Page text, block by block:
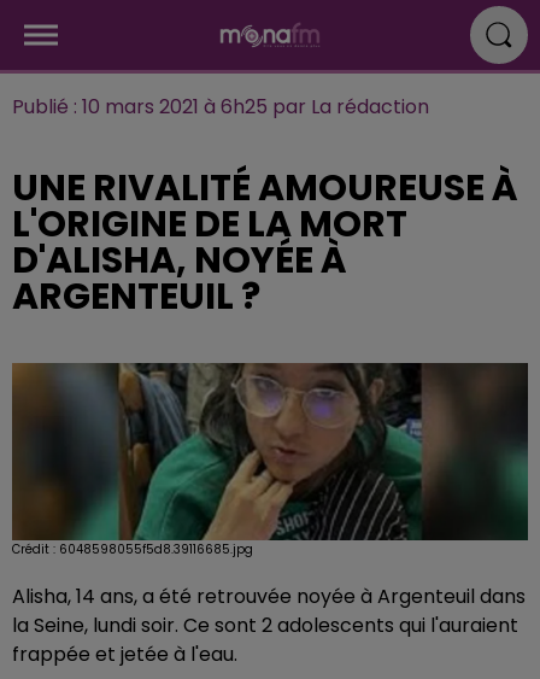
Publié : 10 mars 2021 à 6h25 par La rédaction
UNE RIVALITÉ AMOUREUSE À
L'ORIGINE DE LA MORT
D'ALISHA, NOYÉE À
ARGENTEUIL ?
Crédit : 6048598055f5d8.39116685.jpg
Alisha, 14 ans, a été retrouvée noyée à Argenteuil dans
la Seine, lundi soir. Ce sont 2 adolescents qui l'auraient
frappée et jetée à l'eau.